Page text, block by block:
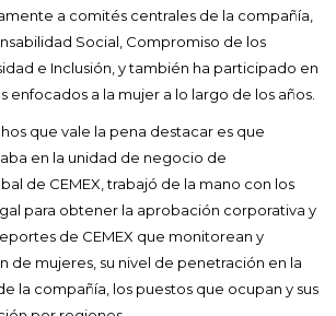
a comités centrales de la compañía,
Social, Compromiso de los
e Inclusión, y también ha participado en
enfocados a la mujer a lo largo de los años.
que vale la pena destacar es que
en la unidad de negocio de
de CEMEX, trabajó de la mano con los
para obtener la aprobación corporativa y
de CEMEX que monitorean y
de mujeres, su nivel de penetración en la
la compañía, los puestos que ocupan y sus